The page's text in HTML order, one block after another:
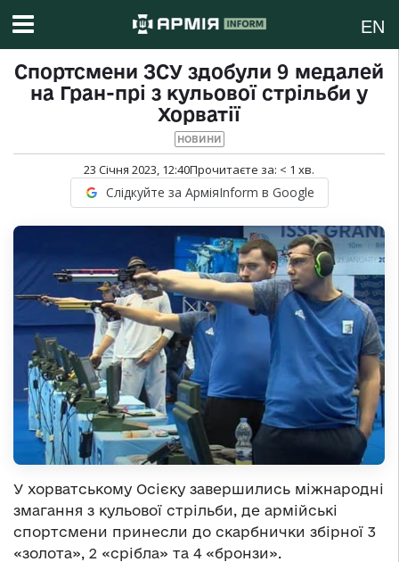
EN
Спортсмени ЗСУ здобули 9 медалей
на Гран-прі з кульової стрільби у
Хорватії
НОВИНИ
23 Січня 2023, 12:40Прочитаєте за: < 1 хв.
Слідкуйте за АрміяInform в Google
У хорватському Осієку завершились міжнародні
змагання з кульової стрільби, де армійські
спортсмени принесли до скарбнички збірної 3
«золота», 2 «срібла» та 4 «бронзи».